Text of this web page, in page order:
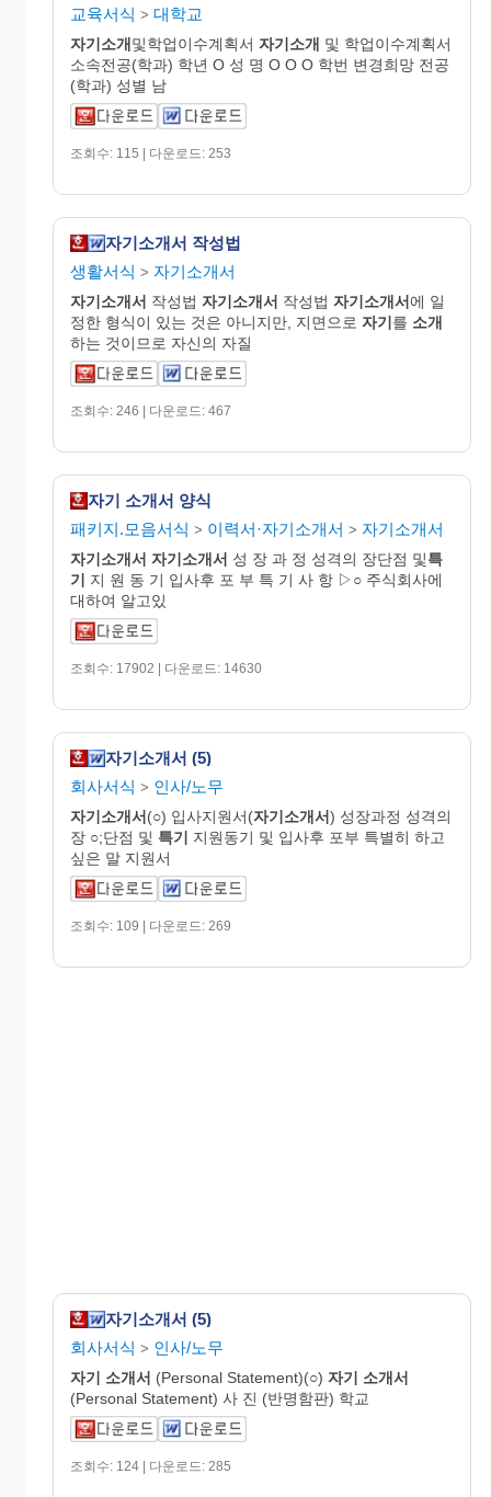
교육서식 > 대학교
자기소개및학업이수계획서 자기소개 및 학업이수계획서
소속전공(학과) 학년 O 성 명 O O O 학번 변경희망 전공
(학과) 성별 남
조회수: 115 | 다운로드: 253
자기소개서 작성법
생활서식 > 자기소개서
자기소개서 작성법 자기소개서 작성법 자기소개서에 일
정한 형식이 있는 것은 아니지만, 지면으로 자기를 소개
하는 것이므로 자신의 자질
조회수: 246 | 다운로드: 467
자기 소개서 양식
패키지.모음서식 > 이력서·자기소개서 > 자기소개서
자기소개서 자기소개서 성 장 과 정 성격의 장단점 및특
기 지 원 동 기 입사후 포 부 특 기 사 항 ▷○ 주식회사에
대하여 알고있
조회수: 17902 | 다운로드: 14630
자기소개서 (5)
회사서식 > 인사/노무
자기소개서(○) 입사지원서(자기소개서) 성장과정 성격의
장 ○;단점 및 특기 지원동기 및 입사후 포부 특별히 하고
싶은 말 지원서
조회수: 109 | 다운로드: 269
자기소개서 (5)
회사서식 > 인사/노무
자기 소개서 (Personal Statement)(○) 자기 소개서
(Personal Statement) 사 진 (반명함판) 학교
조회수: 124 | 다운로드: 285